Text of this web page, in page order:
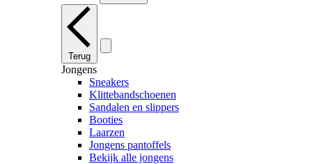
Terug
Jongens
Sneakers
Klittebandschoenen
Sandalen en slippers
Booties
Laarzen
Jongens pantoffels
Bekijk alle jongens